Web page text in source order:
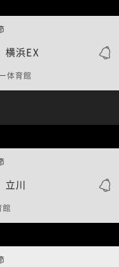
横浜EX
体育館
立川
館